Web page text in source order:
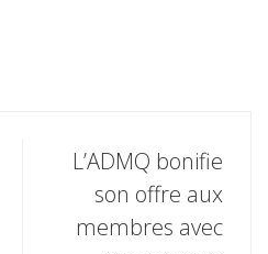
L’ADMQ bonifie
son offre aux
membres avec